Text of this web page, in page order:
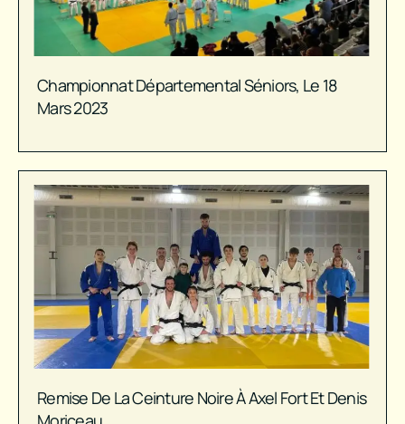
Championnat Départemental Séniors, Le 18
Mars 2023
Remise De La Ceinture Noire À Axel Fort Et Denis